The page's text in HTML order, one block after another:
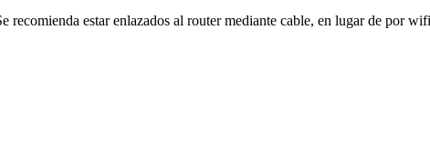
recomienda estar enlazados al router mediante cable, en lugar de por